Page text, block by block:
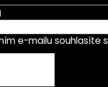
e-mailu souhlasíte s